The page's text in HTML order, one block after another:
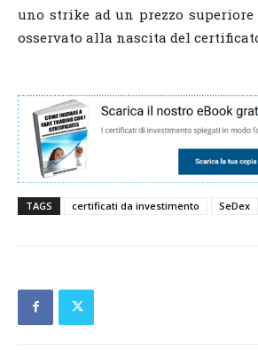
uno strike ad un prezzo
osservato alla nascita del
TAGS certificati da investimento SeDex